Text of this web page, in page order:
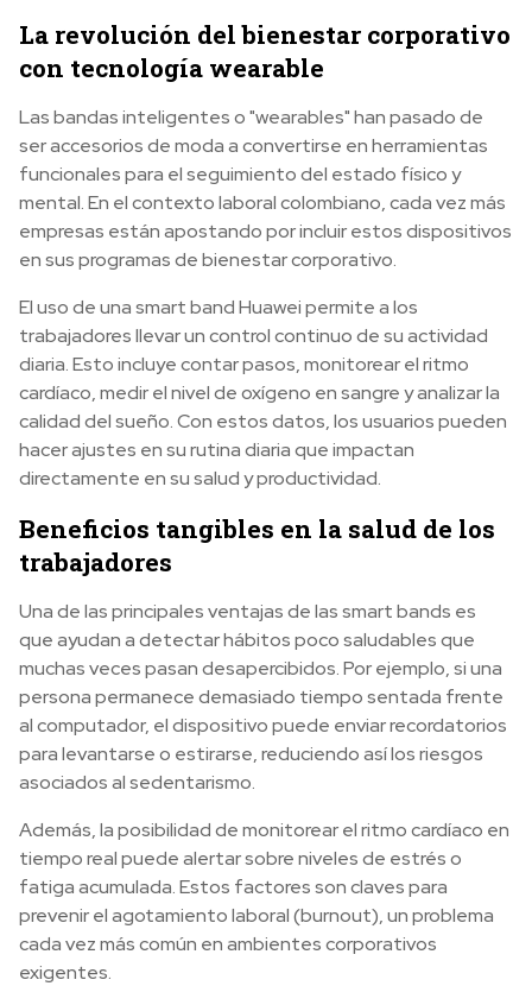
La revolución del bienestar corporativo
con tecnología wearable
Las bandas inteligentes o "wearables" han pasado de
ser accesorios de moda a convertirse en herramientas
funcionales para el seguimiento del estado físico y
mental. En el contexto laboral colombiano, cada vez más
empresas están apostando por incluir estos dispositivos
en sus programas de bienestar corporativo.
El uso de una smart band Huawei permite a los
trabajadores llevar un control continuo de su actividad
diaria. Esto incluye contar pasos, monitorear el ritmo
cardíaco, medir el nivel de oxígeno en sangre y analizar la
calidad del sueño. Con estos datos, los usuarios pueden
hacer ajustes en su rutina diaria que impactan
directamente en su salud y productividad.
Beneficios tangibles en la salud de los
trabajadores
Una de las principales ventajas de las smart bands es
que ayudan a detectar hábitos poco saludables que
muchas veces pasan desapercibidos. Por ejemplo, si una
persona permanece demasiado tiempo sentada frente
al computador, el dispositivo puede enviar recordatorios
para levantarse o estirarse, reduciendo así los riesgos
asociados al sedentarismo.
Además, la posibilidad de monitorear el ritmo cardíaco en
tiempo real puede alertar sobre niveles de estrés o
fatiga acumulada. Estos factores son claves para
prevenir el agotamiento laboral (burnout), un problema
cada vez más común en ambientes corporativos
exigentes.